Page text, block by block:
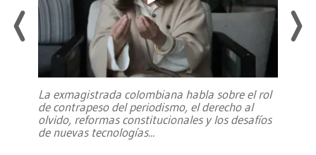
La exmagistrada colombiana habla sobre el rol
de contrapeso del periodismo, el derecho al
olvido, reformas constitucionales y los desafíos
de nuevas tecnologías...